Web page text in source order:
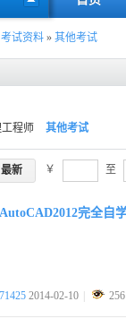
考试资料 » 其他考试
程师 其他考试
最新 ￥ 至
完全自
2014-02-10 256